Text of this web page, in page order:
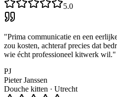
5.0
"Prima communicatie en een
zou kosten, achteraf precies dat
wie écht professioneel kitwerk wil."
PJ
Pieter Janssen
Douche kitten · Utrecht